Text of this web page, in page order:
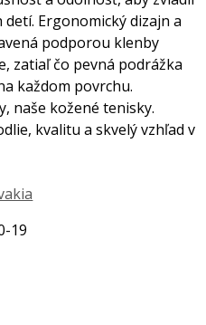
Ergonomický dizajn a
podporou klenby
zatiaľ čo pevná podrážka
každom povrchu.
naše kožené tenisky.
kvalitu a skvelý vzhľad v
19